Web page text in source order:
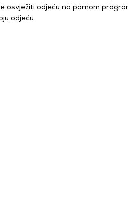
osvježiti odjeću na parnom
odjeću.